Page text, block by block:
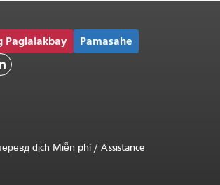
Paglalakbay Pamasahe
dịch Miễn phí/ Assistance